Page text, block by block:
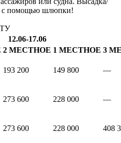
с помощью шлюпки!
12.06-17.06
2 МЕСТНОЕ 1 МЕСТНОЕ 3
193 200 149 800 —
273 600 228 000 —
273 600 228 000 408